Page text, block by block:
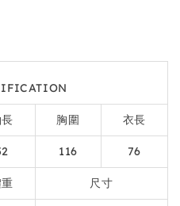
胸圍 衣長
116 76
尺寸